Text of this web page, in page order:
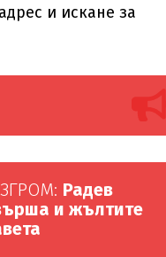
и искане за
Радев
и жълтите